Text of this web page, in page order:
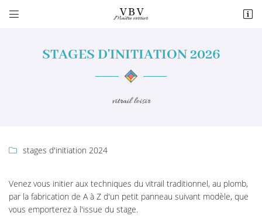
 
02 37 52 12 81
 Adresse email de réception
En cochant cette case, vous consentez à recevoir nos propositions commerciales à
l'adresse email indiqué ci-dessus. Vous pouvez vous désinscrire à tout moment en
STAGES D'INITIATION 2026
vitrail loisir
 stages d'initiation 2024
Venez vous initier aux techniques du vitrail traditionnel, au plomb,
par la fabrication de A à Z d'un petit panneau suivant modèle, que
vous emporterez à l'issue du stage.